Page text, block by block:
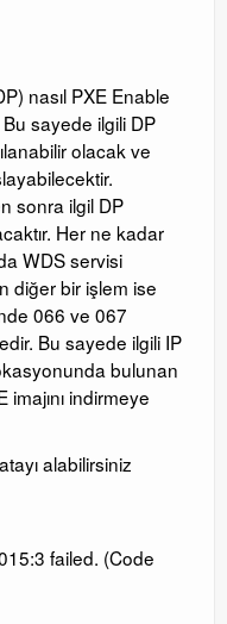
nasıl PXE Enable
sayede ilgili DP
olacak ve
sonra ilgil DP
Her ne kadar
WDS servisi
diğer bir işlem ise
066 ve 067
Bu sayede ilgili IP
bulunan
indirmeye
alabilirsiniz
failed. (Code